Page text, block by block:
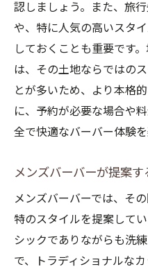
異国の雰囲気を
イル
世界のメンズバ
地域ごとのスタ
ーリー
イルの発見
メンズバーバ
メンズバーバーが教
の違い
各国のメンズバ
認しましょう。また、旅
や、特に人気の高いスタ
しておくことも重要です
は、その土地ならではの
とが多いため、より本格
に、予約が必要な場合や
全で快適なバーバー体験
メンズバーバーが提案
メンズバーバーでは、そ
特のスタイルを提案して
シックでありながらも洗
で、トラディショナルな